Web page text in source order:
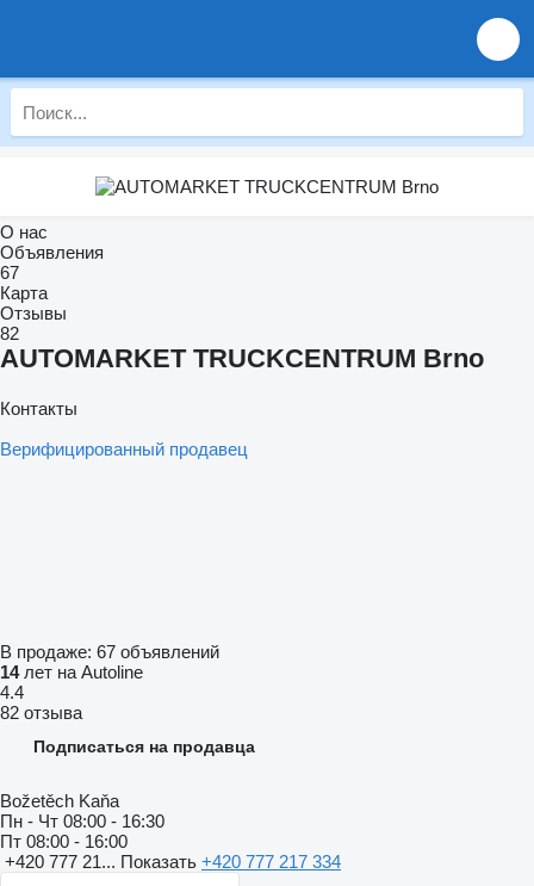
О нас
Объявления
67
Карта
Отзывы
82
AUTOMARKET TRUCKCENTRUM Brno
Контакты
Верифицированный продавец
В продаже: 67 объявлений
14лет на Autoline
4.4
82 отзыва
Подписаться на продавца
Božetěch Kaňa
Пн - Чт 08:00 - 16:30
Пт 08:00 - 16:00
+420 777 21... Показать +420 777 217 334